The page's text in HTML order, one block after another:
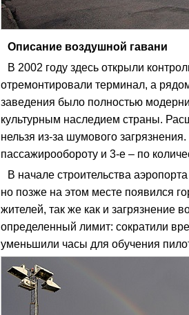
Описание воздушной гавани
В 2002 году здесь открыли
отремонтировали терминал, а
заведения было полностью
культурным наследием страны.
нельзя из-за шумового
пассажирообороту и 3-е – по
В начале строительства
но позже на этом месте появился
жителей, так же как и загрязнение
определенный лимит: сократили
уменьшили часы для обучения